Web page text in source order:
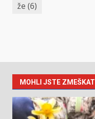
že (6)
MOHLI JSTE ZMEŠKAT